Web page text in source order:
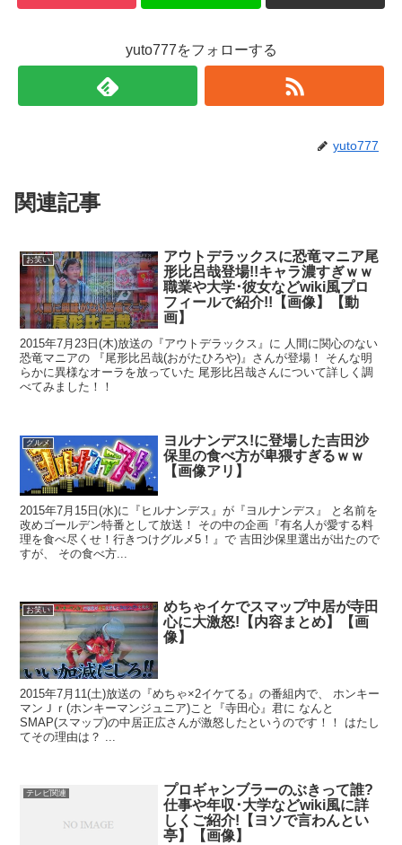
yuto777をフォローする
yuto777
関連記事
お笑い
アウトデラックスに恐竜マニア尾
形比呂哉登場!!キャラ濃すぎｗｗ
職業や大学･彼女などwiki風プロ
フィールで紹介!!【画像】【動
画】
2015年7月23日(木)放送の『アウトデラックス』に 人間に関心のない
恐竜マニアの 『尾形比呂哉(おがたひろや)』さんが登場！ そんな明
らかに異様なオーラを放っていた 尾形比呂哉さんについて詳しく調
べてみました！！
グルメ
ヨルナンデス!に登場した吉田沙
保里の食べ方が卑猥すぎるｗｗ
【画像アリ】
2015年7月15日(水)に『ヒルナンデス』が『ヨルナンデス』 と名前を
改めゴールデン特番として放送！ その中の企画『有名人が愛する料
理を食べ尽くせ！行きつけグルメ5！』で 吉田沙保里選出が出たので
すが、 その食べ方...
お笑い
めちゃイケでスマップ中居が寺田
心に大激怒!【内容まとめ】【画
像】
2015年7月11(土)放送の『めちゃ×2イケてる』の番組内で、 ホンキー
マンＪｒ(ホンキーマンジュニア)こと『寺田心』君に なんと
SMAP(スマップ)の中居正広さんが激怒したというのです！！ はたし
てその理由は？ ...
テレビ関連
プロギャンブラーのぶきって誰?
仕事や年収･大学などwiki風に詳
しくご紹介!【ヨソで言わんとい
亭】【画像】